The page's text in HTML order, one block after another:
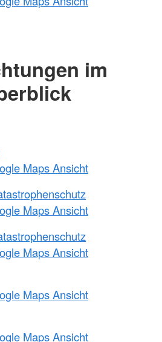
im
Maps Ansicht
Maps Ansicht
Maps Ansicht
Maps Ansicht
Maps Ansicht